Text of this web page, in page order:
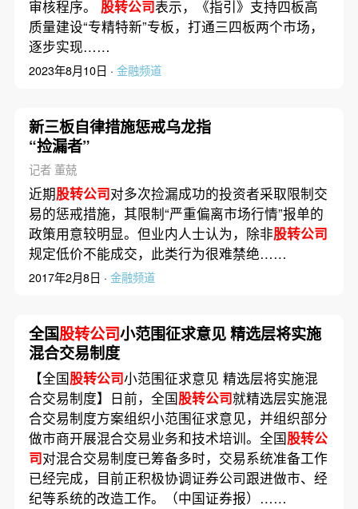
审核程序。 股转公司表示，《指引》支持四板高
质量建设“专精特新”专板，打通三四板两个市场，
逐步实现……
2023年8月10日 · 金融频道
新三板自律措施惩戒乌龙指
“捡漏者”
记者 董兢
近期股转公司对多次捡漏成功的投资者采取限制交
易的惩戒措施，其限制“严重偏离市场行情”报单的
政策用意较明显。但业内人士认为，除非股转公司
规定低价不能成交，此类行为很难禁绝……
2017年2月8日 · 金融频道
全国股转公司小范围征求意见 精选层将实施
混合交易制度
【全国股转公司小范围征求意见 精选层将实施混
合交易制度】日前，全国股转公司就精选层实施混
合交易制度方案组织小范围征求意见，并组织部分
做市商开展混合交易业务和技术培训。全国股转公
司对混合交易制度已筹备多时，交易系统准备工作
已经完成，目前正积极协调证券公司跟进做市、经
纪等系统的改造工作。（中国证券报）……